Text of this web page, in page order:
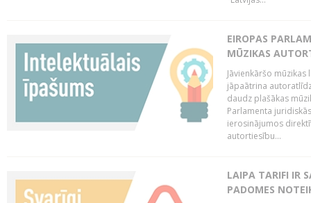
EIROPAS
MŪZIKAS
Jāvienkāršo
jāpaātrina
daudz plašākas
Parlamenta
ierosinājumos
autortiesību...
LAIPA TARIFI IR
PADOMES